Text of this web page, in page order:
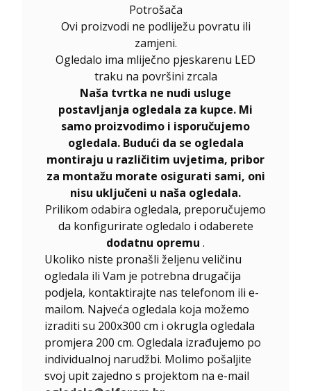
Potrošača
Ovi proizvodi ne podliježu povratu ili
zamjeni.
Ogledalo ima mliječno pjeskarenu LED
traku na površini zrcala
Naša tvrtka ne nudi usluge
postavljanja ogledala za kupce. Mi
samo proizvodimo i isporučujemo
ogledala. Budući da se ogledala
montiraju u različitim uvjetima, pribor
za montažu morate osigurati sami, oni
nisu uključeni u naša ogledala.
Prilikom odabira ogledala, preporučujemo
da konfigurirate ogledalo i odaberete
dodatnu opremu .
Ukoliko niste pronašli željenu veličinu
ogledala ili Vam je potrebna drugačija
podjela, kontaktirajte nas telefonom ili e-
mailom. Najveća ogledala koja možemo
izraditi su 200x300 cm i okrugla ogledala
promjera 200 cm. Ogledala izrađujemo po
individualnoj narudžbi. Molimo pošaljite
svoj upit zajedno s projektom na e-mail